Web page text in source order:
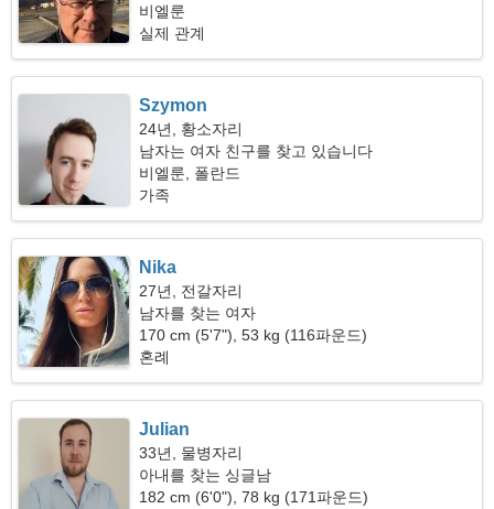
비엘룬
실제 관계
Szymon
24년, 황소자리
남자는 여자 친구를 찾고 있습니다
비엘룬, 폴란드
가족
Nika
27년, 전갈자리
남자를 찾는 여자
170 cm (5'7"), 53 kg (116파운드)
혼례
Julian
33년, 물병자리
아내를 찾는 싱글남
182 cm (6'0"), 78 kg (171파운드)